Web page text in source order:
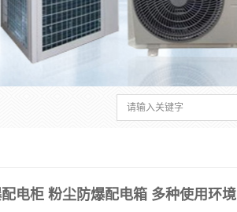
电柜 粉尘防爆配电箱 多种使用环境